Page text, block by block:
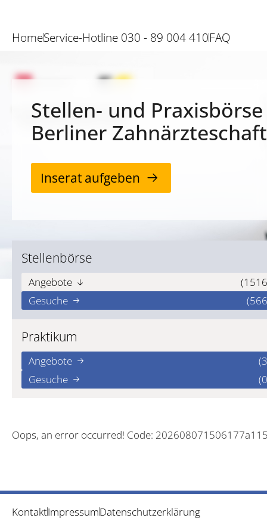
HomeService-Hotline 030 - 89 004 410FAQ
Stellen- und
Berliner Zahnärzteschaft
Inserat aufgeben
Stellenbörse
Angebote
Gesuche
Praktikum
Angebote
Gesuche
Oops, an error occurred! Code:
KontaktImpressumDatenschutzerklärung